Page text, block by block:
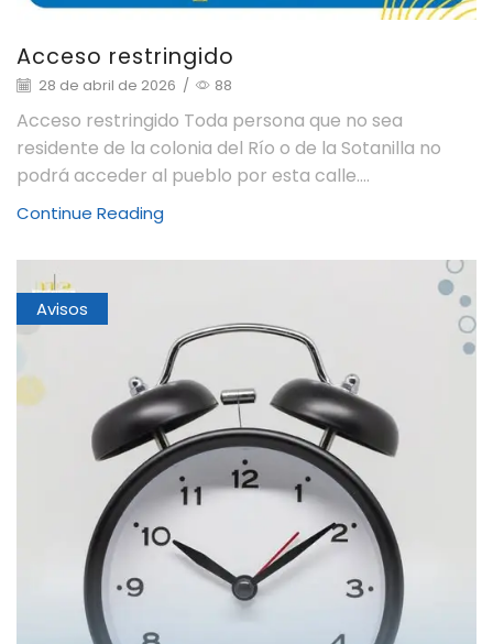
Acceso restringido
28 de abril de 2026 / 88
Acceso restringido Toda persona que no sea
residente de la colonia del Río o de la Sotanilla no
podrá acceder al pueblo por esta calle....
Continue Reading
Avisos